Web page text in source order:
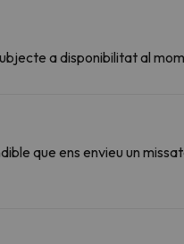
a disponibilitat al
que ens envieu un